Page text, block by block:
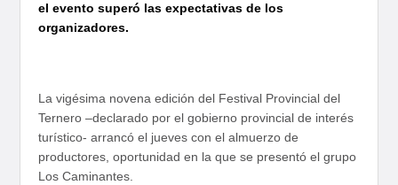
el evento superó las expectativas de los
organizadores.
La vigésima novena edición del Festival Provincial del
Ternero –declarado por el gobierno provincial de interés
turístico- arrancó el jueves con el almuerzo de
productores, oportunidad en la que se presentó el grupo
Los Caminantes.